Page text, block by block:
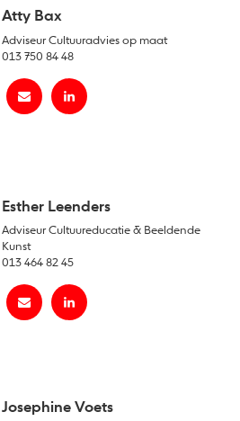
Atty Bax
Adviseur Cultuuradvies op maat
013 750 84 48
Esther Leenders
Adviseur Cultuureducatie & Beeldende
Kunst
013 464 82 45
Josephine Voets